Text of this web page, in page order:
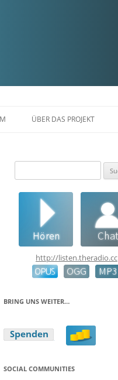
ÜBER DAS PROJEKT
nach:
http://listen.theradio.cc
BRING UNS WEITER…
SOCIAL COMMUNITIES